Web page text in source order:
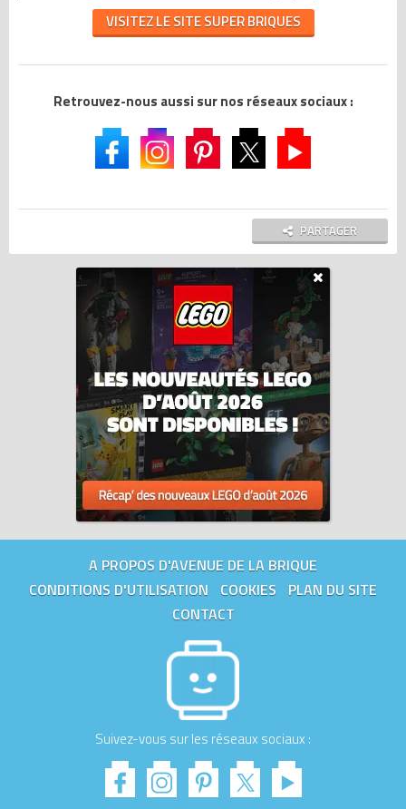
VISITEZ LE SITE SUPER BRIQUES
Retrouvez-nous aussi sur nos réseaux sociaux :
PARTAGER
A PROPOS D'AVENUE DE LA BRIQUE
CONDITIONS D'UTILISATION
COOKIES
PLAN DU SITE
CONTACT
Suivez-vous sur les réseaux sociaux :